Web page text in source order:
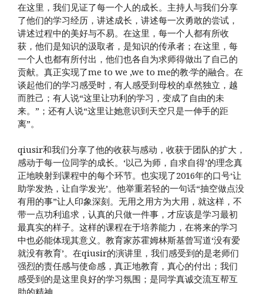
在这里，我们见证了每一个人的成长。主持人与我们分享
了他们的学习经历，讲述成长，讲述每一次勇敢的尝试，
讲述过程中的美好与不易。在这里，每一个人都有所收
获，他们是知识的汲取者，是知识的传承者；在这里，每
一个人也都有所付出，他们也各自为求师得做出了自己的
贡献。真正实现了me to we ,we to me的教·学的融合。在
谈起他们的学习感受时，有人感受到母校的卓然独立，越
而胜己；有人说“这里让功利的学习，变成了自由的未
来。”；还有人说“这里让她意识到天空只是一伸手的距
离”。
qiusir和我们分享了他的收获与感动，收获于团队的扩大，
感动于每一位同学的成长。‘以己为师，自求自得’的理念真
正地映射到课程中的每个环节。也实现了2016年的口号‘让
助学发热，让自学发光’。他举重若轻的一句话“抽空做点没
有用的事”让人印象深刻。无用之用方为大用，就这样，不
带一点功利追求，认真的只做一件事，才应该是学习最初
最真实的样子。这样的课程在于培养能力，在将来的学习
中也必能体现其意义。教育家苏霍姆林斯基曾写道‘没有爱
就没有教育’。在qiusir的演讲里，我们感受到的是老师们
强烈的责任感与使命感，真正地教育，真心的付出；我们
感受到的是这里良好的学习氛围；是同学真诚交流互帮互